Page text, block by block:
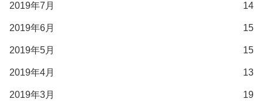
2019年7月 14
2019年6月 15
2019年5月 15
2019年4月 13
2019年3月 19